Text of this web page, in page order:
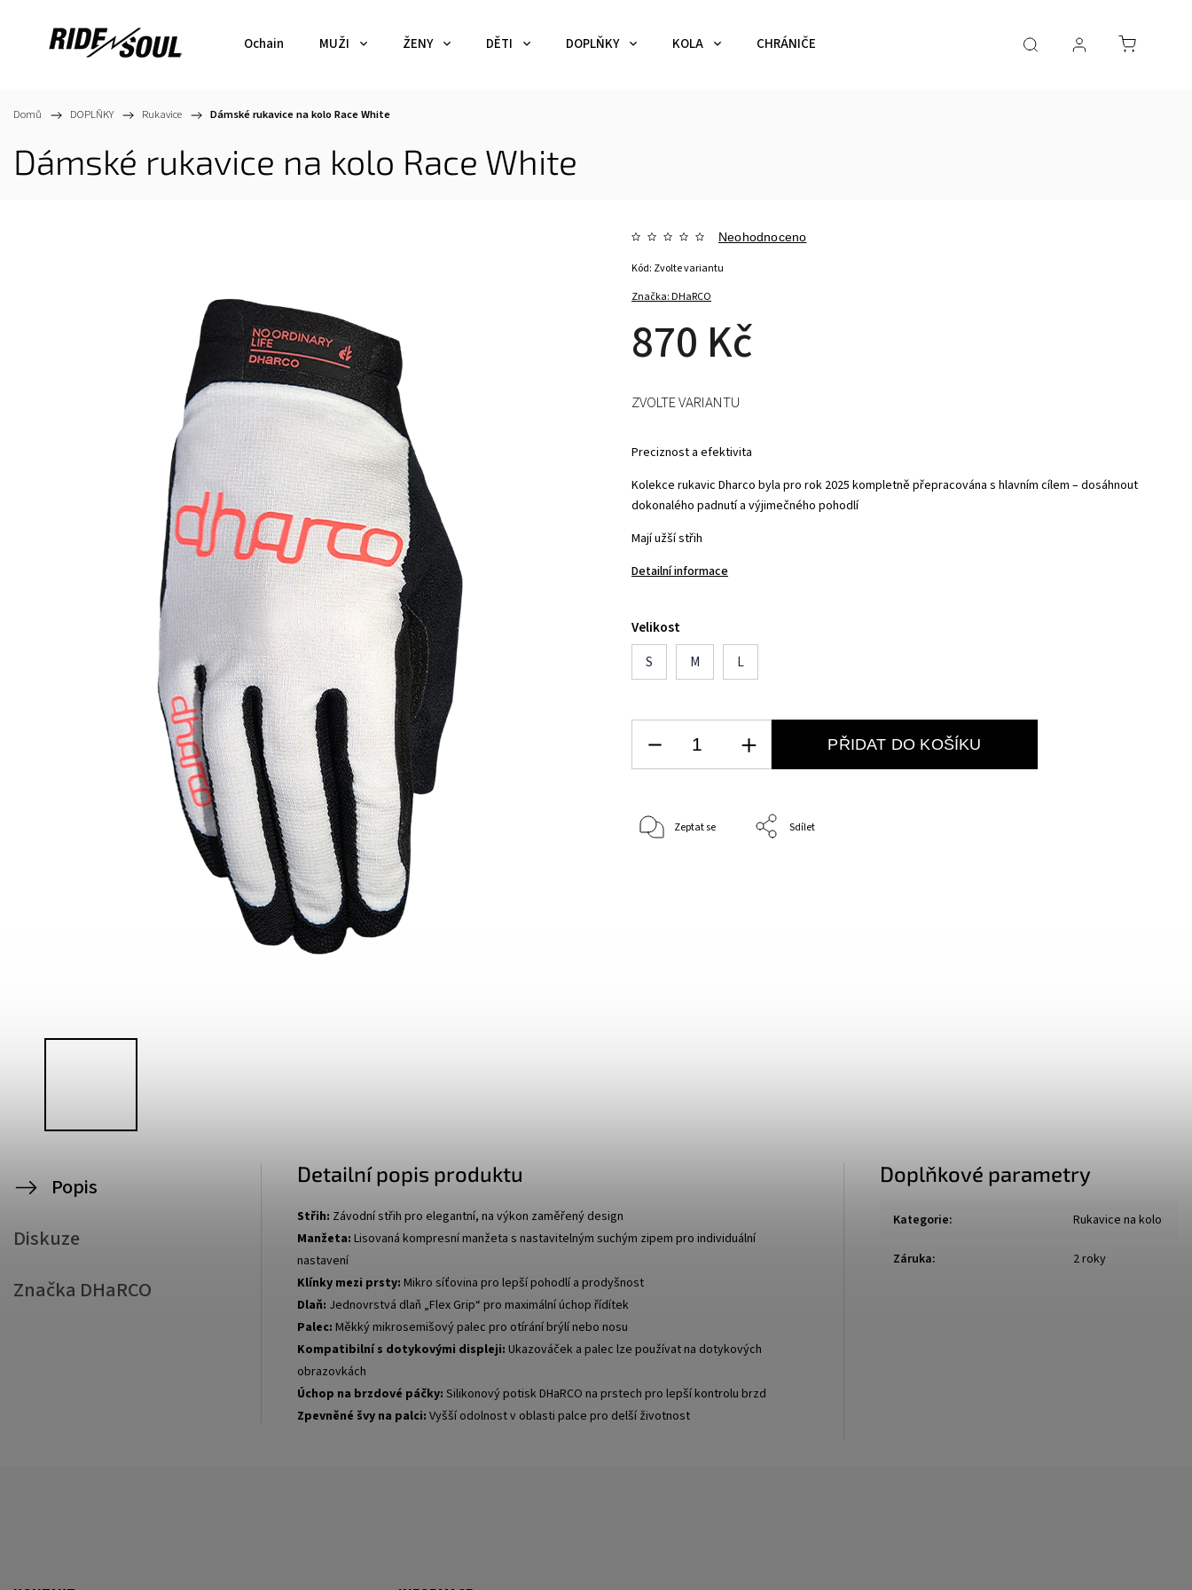
Ochain MUŽI ŽENY DĚTI DOPLŇKY KOLA CHRÁNIČE
Domů / DOPLŇKY / Rukavice / Dámské rukavice na kolo Race White
Dámské rukavice na kolo Race White
Značka:DHaRCO
Neohodnoceno
870 Kč
Kód: Zvolte variantu
Preciznost a efektivita
Kolekce rukavic Dharco byla pro rok 2025 kompletně přepracována s hlavním cílem – dosáhnout
dokonalého padnutí a výjimečného pohodlí
Mají užší střih
Detailní informace
Velikost
S
M L
ZVOLTE VARIANTU
PŘIDAT DO KOŠÍKU
Zeptat se Sdílet
Popis
Diskuze
Značka DHaRCO
Detailní popis produktu
Střih: Závodní střih pro elegantní, na výkon zaměřený design
Manžeta: Lisovaná kompresní manžeta s nastavitelným suchým zipem pro individuální
nastavení
Klínky mezi prsty: Mikro síťovina pro lepší pohodlí a prodyšnost
Dlaň: Jednovrstvá dlaň „Flex Grip“ pro maximální úchop řídítek
Palec: Měkký mikrosemišový palec pro otírání brýlí nebo nosu
Kompatibilní s dotykovými displeji: Ukazováček a palec lze používat na dotykových
obrazovkách
Úchop na brzdové páčky: Silikonový potisk DHaRCO na prstech pro lepší kontrolu brzd
Zpevněné švy na palci: Vyšší odolnost v oblasti palce pro delší životnost
Doplňkové parametry
Kategorie: Rukavice na kolo
Záruka: 2 roky